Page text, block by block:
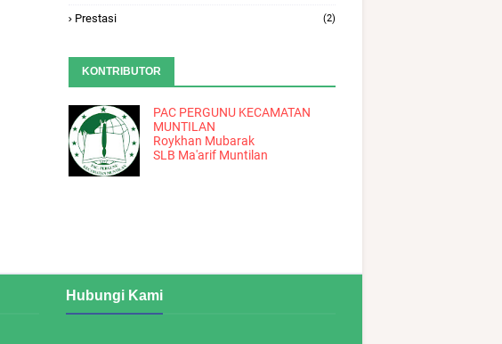
Prestasi (2)
KONTRIBUTOR
PAC PERGUNU KECAMATAN
MUNTILAN
Roykhan Mubarak
SLB Ma'arif Muntilan
Hubungi Kami